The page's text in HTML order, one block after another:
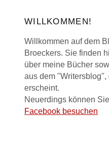
WILLKOMMEN!
Willkommen auf dem
Broeckers. Sie finden
über meine Bücher
aus dem "Writersblog",
erscheint.
Neuerdings können
Facebook besuchen